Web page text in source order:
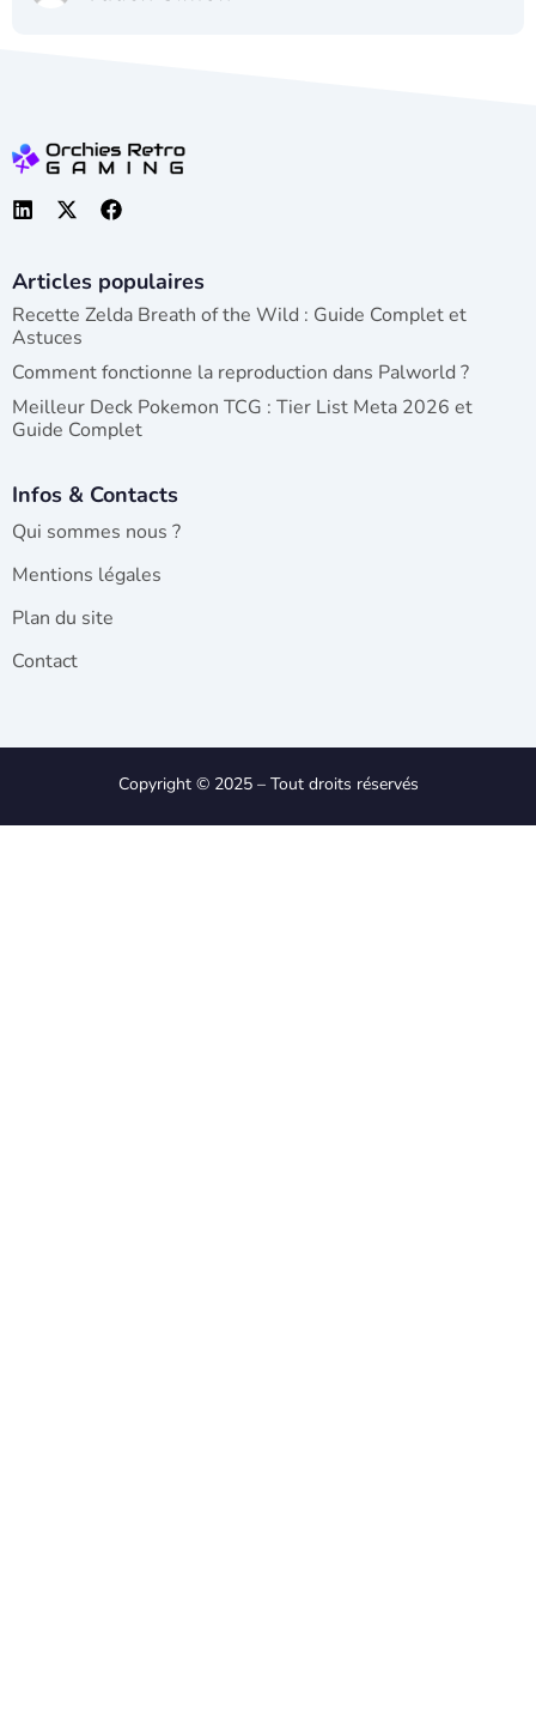
Articles populaires
Recette Zelda Breath of the Wild : Guide Complet et
Astuces
Comment fonctionne la reproduction dans Palworld ?
Meilleur Deck Pokemon TCG : Tier List Meta 2026 et
Guide Complet
Infos & Contacts
Qui sommes nous ?
Mentions légales
Plan du site
Contact
Copyright © 2025 – Tout droits réservés